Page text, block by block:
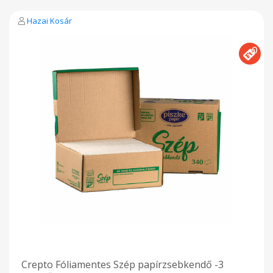
Tekercs / csomag 12 Gyártó: Magyar Piszke Papír Kft
Hazai Kosár
Crepto Fóliamentes Szép papírzsebkendő -3